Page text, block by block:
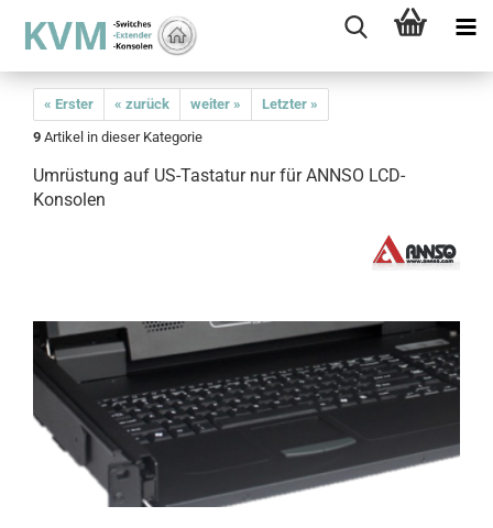
« Erster « zurück weiter »
Letzter »
9 Artikel in dieser Kategorie
Umrüstung auf US-Tastatur nur für ANNSO LCD-
Konsolen